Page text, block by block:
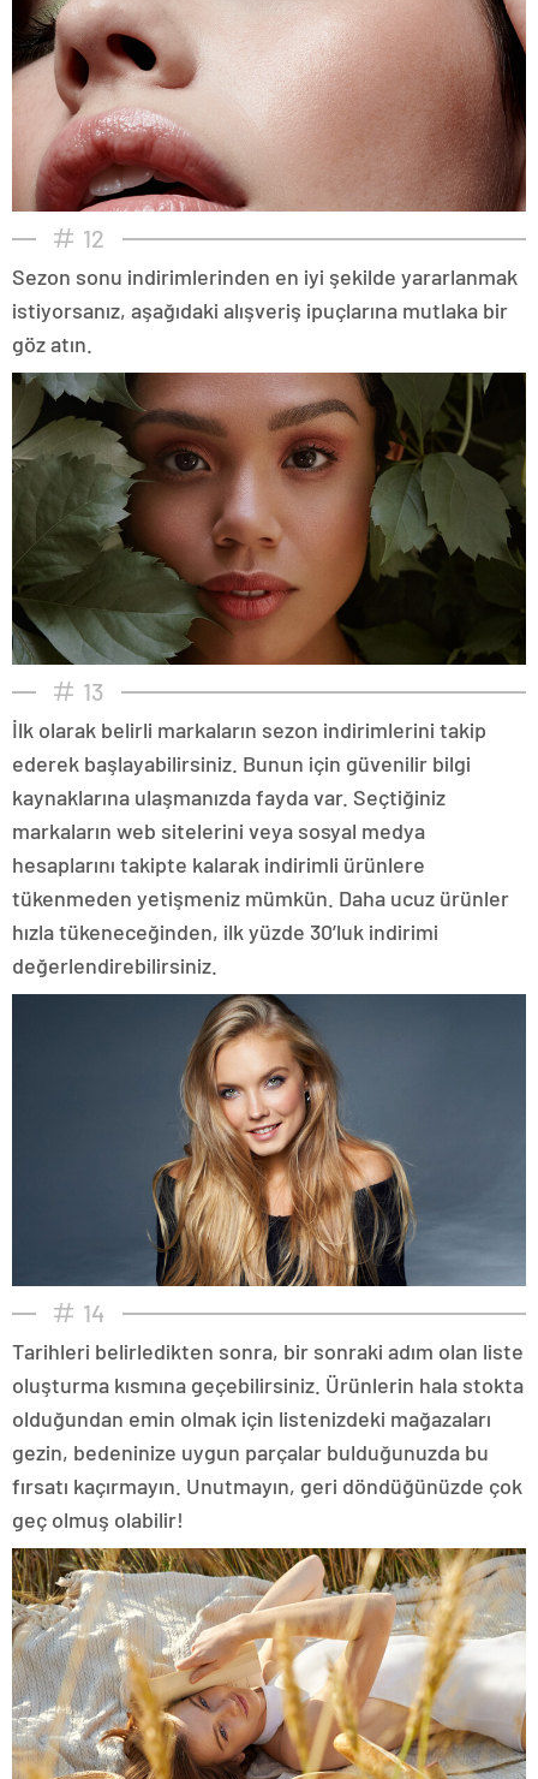
12
Sezon sonu indirimlerinden en iyi şekilde yararlanmak
istiyorsanız, aşağıdaki alışveriş ipuçlarına mutlaka bir
göz atın.
13
İlk olarak belirli markaların sezon indirimlerini takip
ederek başlayabilirsiniz. Bunun için güvenilir bilgi
kaynaklarına ulaşmanızda fayda var. Seçtiğiniz
markaların web sitelerini veya sosyal medya
hesaplarını takipte kalarak indirimli ürünlere
tükenmeden yetişmeniz mümkün. Daha ucuz ürünler
hızla tükeneceğinden, ilk yüzde 30’luk indirimi
değerlendirebilirsiniz.
14
Tarihleri belirledikten sonra, bir sonraki adım olan liste
oluşturma kısmına geçebilirsiniz. Ürünlerin hala stokta
olduğundan emin olmak için listenizdeki mağazaları
gezin, bedeninize uygun parçalar bulduğunuzda bu
fırsatı kaçırmayın. Unutmayın, geri döndüğünüzde çok
geç olmuş olabilir!